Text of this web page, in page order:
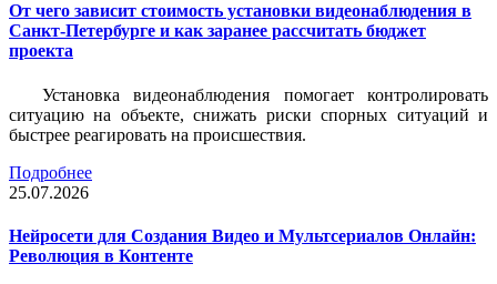
От чего зависит стоимость установки видеонаблюдения в
Санкт-Петербурге и как заранее рассчитать бюджет
проекта
Установка видеонаблюдения помогает контролировать
ситуацию на объекте, снижать риски спорных ситуаций и
быстрее реагировать на происшествия.
Подробнее
25.07.2026
Нейросети для Создания Видео и Мультсериалов Онлайн:
Революция в Контенте